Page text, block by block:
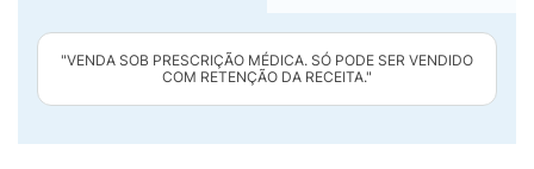
"VENDA SOB PRESCRIÇÃO MÉDICA. SÓ PODE SER VENDIDO
COM RETENÇÃO DA RECEITA."